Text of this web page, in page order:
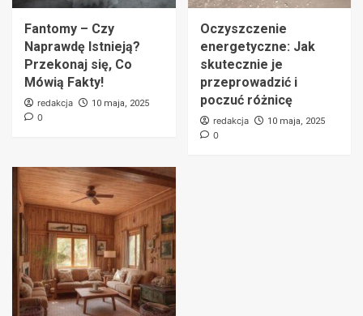
Fantomy – Czy
Naprawdę Istnieją?
Przekonaj się, Co
Mówią Fakty!
redakcja 10 maja, 2025
0
Oczyszczenie
energetyczne: Jak
skutecznie je
przeprowadzić i
poczuć różnicę
redakcja 10 maja, 2025
0